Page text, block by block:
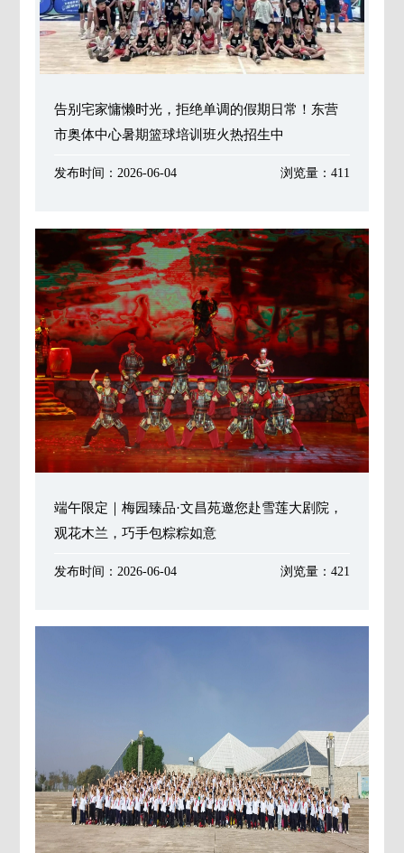
告别宅家慵懒时光，拒绝单调的假期日常！东营
市奥体中心暑期篮球培训班火热招生中
发布时间：2026-06-04 浏览量：411
端午限定｜梅园臻品·文昌苑邀您赴雪莲大剧院，
观花木兰，巧手包粽粽如意
发布时间：2026-06-04 浏览量：421